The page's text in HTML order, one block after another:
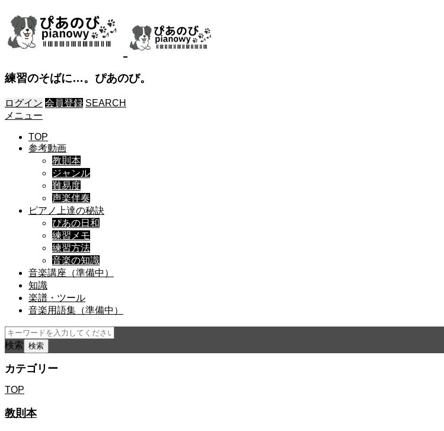
練習のそばに…。ぴあのび。
ログイン 会員登録 SEARCH
メニュー
TOP
参考動画
教則本
ジャンル
難易度
声楽伴奏
ピアノ上達の秘訣
ぴあの日和
練習メモ
練習方法
音楽の知識
音楽講座（準備中）
知識
楽譜・ツール
音楽用語集（準備中）
検索
カテゴリー
TOP
教則本